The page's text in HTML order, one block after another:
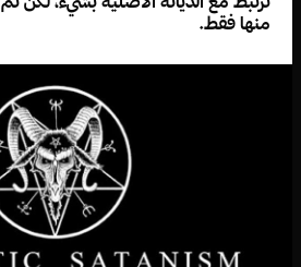
منها فقط.